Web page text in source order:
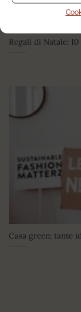
Regali di Natale:
Casa green: tante